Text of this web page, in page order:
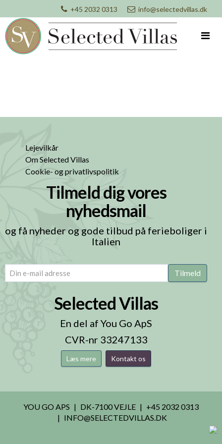
+45 2032 0313 info@selectedvillas.dk
Lejevilkår
Om Selected Villas
Cookie- og privatlivspolitik
Tilmeld dig vores
nyhedsmail
og få nyheder og gode tilbud på ferieboliger i
Italien
email (Påkrævet) Tilmeld
Selected Villas
En del af You Go ApS
CVR-nr 33247133
Læs mere Kontakt os
YOU GO APS DK-7100 VEJLE
+45 2032 0313
INFO@SELECTEDVILLAS.DK